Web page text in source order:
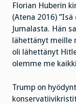
Florian Huberin
(Atena 2016)
Jumalasta. Hän
lähettänyt meille
oli lähettänyt
olemme me
Trump on